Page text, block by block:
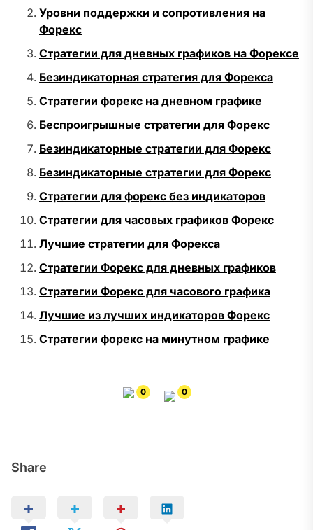
Share
Уровни поддержки и сопротивления на
Форекс
Стратегии для дневных графиков на Форексе
Безиндикаторная стратегия для Форекса
Стратегии форекс на дневном графике
Беспроигрышные стратегии для Форекс
Безиндикаторные стратегии для Форекс
Безиндикаторные стратегии для Форекс
Стратегии для форекс без индикаторов
Стратегии для часовых графиков Форекс
Лучшие стратегии для Форекса
Стратегии Форекс для дневных графиков
Стратегии Форекс для часового графика
Лучшие из лучших индикаторов Форекс
Стратегии форекс на минутном графике
0 0